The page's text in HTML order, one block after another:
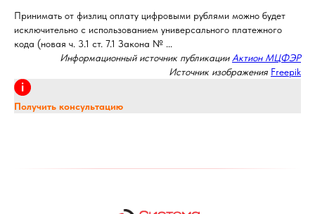
Принимать от физлиц оплату цифровыми рублями можно будет
исключительно с использованием универсального платежного
кода (новая ч. 3.1 ст. 7.1 Закона № ...
Информационный источник публикации Актион МЦФЭР
Источник изображения Freepik
Получить консультацию